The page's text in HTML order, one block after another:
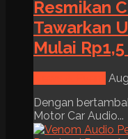
Resmikan
Tawarkan
Mulai
Dengan
Motor Car Audio...